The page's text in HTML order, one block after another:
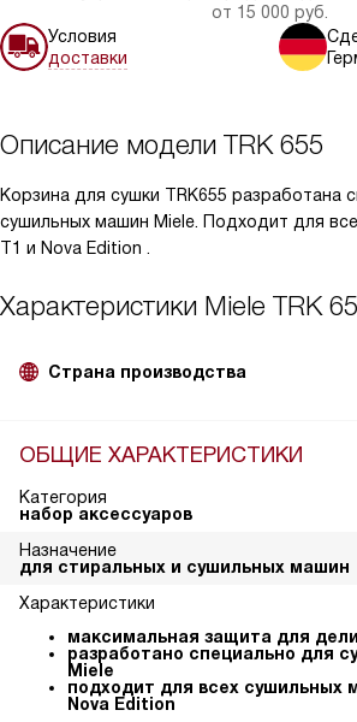
от 15 000 руб.
Условия
доставки
Описание модели TRK 655
Корзина для сушки TRK655 разработана
сушильных машин Miele. Подходит для
T1 и Nova Edition .
Характеристики Miele TRK
Страна производства
ОБЩИЕ ХАРАКТЕРИСТИКИ
Категория
набор аксессуаров
Назначение
для стиральных и сушильных машин
Характеристики
максимальная защита для
разработано специально для
Miele
подходит для всех сушильных
Nova Edition